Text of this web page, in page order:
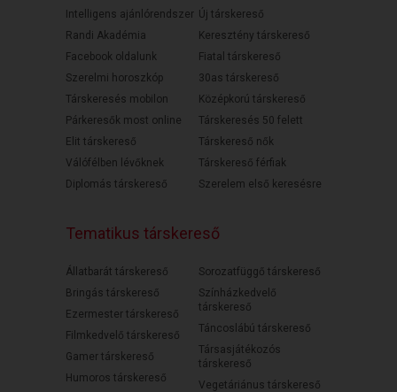
Intelligens ajánlórendszer
Randi Akadémia
Facebook oldalunk
Szerelmi horoszkóp
Társkeresés mobilon
Párkeresők most online
Elit társkereső
Válófélben lévőknek
Diplomás társkereső
Új társkereső
Keresztény társkereső
Fiatal társkereső
30as társkereső
Középkorú társkereső
Társkeresés 50 felett
Társkereső nők
Társkereső férfiak
Szerelem első keresésre
Tematikus társkereső
Állatbarát társkereső
Bringás társkereső
Ezermester társkereső
Filmkedvelő társkereső
Gamer társkereső
Humoros társkereső
Sorozatfüggő társkereső
Színházkedvelő
társkereső
Táncoslábú társkereső
Társasjátékozós
társkereső
Vegetáriánus társkereső